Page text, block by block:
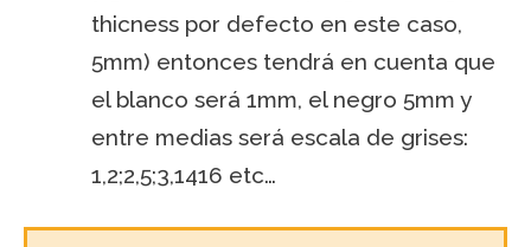
thicness por defecto en este caso,
5mm) entonces tendrá en cuenta que
el blanco será 1mm, el negro 5mm y
entre medias será escala de grises:
1,2;2,5;3,1416 etc…